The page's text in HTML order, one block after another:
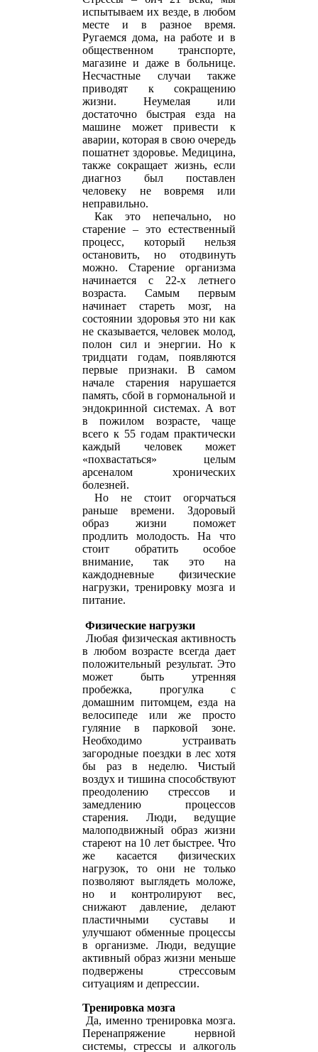
испытываем их везде, в любом
месте и в разное время.
Ругаемся дома, на работе и в
общественном транспорте,
магазине и даже в больнице.
Несчастные случаи также
приводят к сокращению
жизни. Неумелая или
достаточно быстрая езда на
машине может привести к
аварии, которая в свою очередь
пошатнет здоровье. Медицина,
также сокращает жизнь, если
диагноз был поставлен
человеку не вовремя или
неправильно.
Как это непечально, но
старение – это естественный
процесс, который нельзя
остановить, но отодвинуть
можно. Старение организма
начинается с 22-х летнего
возраста. Самым первым
начинает стареть мозг, на
состоянии здоровья это ни как
не сказывается, человек молод,
полон сил и энергии. Но к
тридцати годам, появляются
первые признаки. В самом
начале старения нарушается
память, сбой в гормональной и
эндокринной системах. А вот
в пожилом возрасте, чаще
всего к 55 годам практически
каждый человек может
«похвастаться» целым
арсеналом хронических
болезней.
Но не стоит огорчаться
раньше времени. Здоровый
образ жизни поможет
продлить молодость. На что
стоит обратить особое
внимание, так это на
каждодневные физические
нагрузки, тренировку мозга и
питание.
Физические нагрузки
Любая физическая активность
в любом возрасте всегда дает
положительный результат. Это
может быть утренняя
пробежка, прогулка с
домашним питомцем, езда на
велосипеде или же просто
гуляние в парковой зоне.
Необходимо устраивать
загородные поездки в лес хотя
бы раз в неделю. Чистый
воздух и тишина способствуют
преодолению стрессов и
замедлению процессов
старения. Люди, ведущие
малоподвижный образ жизни
стареют на 10 лет быстрее. Что
же касается физических
нагрузок, то они не только
позволяют выглядеть моложе,
но и контролируют вес,
снижают давление, делают
пластичными суставы и
улучшают обменные процессы
в организме. Люди, ведущие
активный образ жизни меньше
подвержены стрессовым
ситуациям и депрессии.
Тренировка мозга
Да, именно тренировка мозга.
Перенапряжение нервной
системы, стрессы и алкоголь